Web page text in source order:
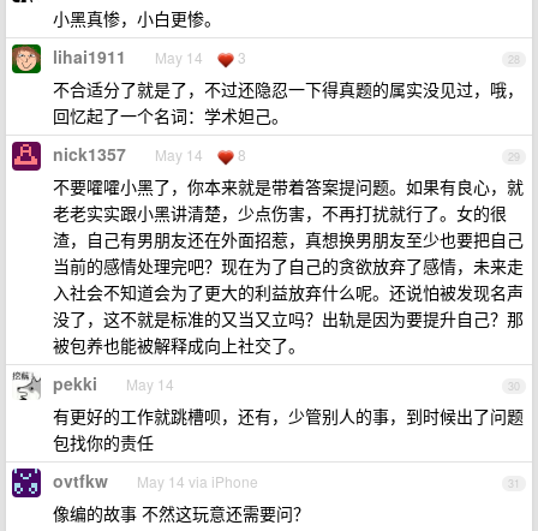
小黑真惨，小白更惨。
28
lihai1911 May 14 3
不合适分了就是了，不过还隐忍一下得真题的属实没见过，哦，
回忆起了一个名词：学术妲己。
29
nick1357 May 14 8
不要嚯嚯小黑了，你本来就是带着答案提问题。如果有良心，就
老老实实跟小黑讲清楚，少点伤害，不再打扰就行了。女的很
渣，自己有男朋友还在外面招惹，真想换男朋友至少也要把自己
当前的感情处理完吧？现在为了自己的贪欲放弃了感情，未来走
入社会不知道会为了更大的利益放弃什么呢。还说怕被发现名声
没了，这不就是标准的又当又立吗？出轨是因为要提升自己？那
被包养也能被解释成向上社交了。
30
pekki May 14
有更好的工作就跳槽呗，还有，少管别人的事，到时候出了问题
包找你的责任
31
ovtfkw May 14 via iPhone
像编的故事 不然这玩意还需要问？